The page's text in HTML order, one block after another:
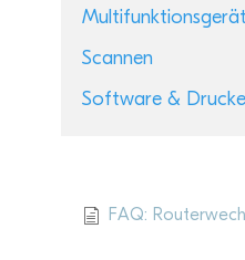
Scannen
Software &
FAQ: